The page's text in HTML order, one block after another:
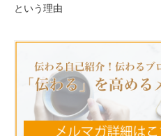
という理由